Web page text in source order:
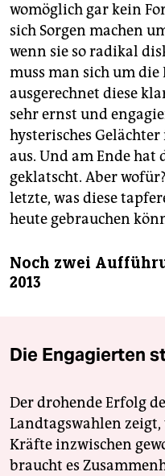
womöglich gar kein
sich Sorgen machen
wenn sie so radikal
muss man sich um die
ausgerechnet diese
sehr ernst und
hysterisches
aus. Und am Ende hat
geklatscht. Aber
letzte, was diese
heute gebrauchen
Noch zwei
2013
Die Engagierten
Der drohende Erfolg
Landtagswahlen
Kräfte inzwischen
braucht es